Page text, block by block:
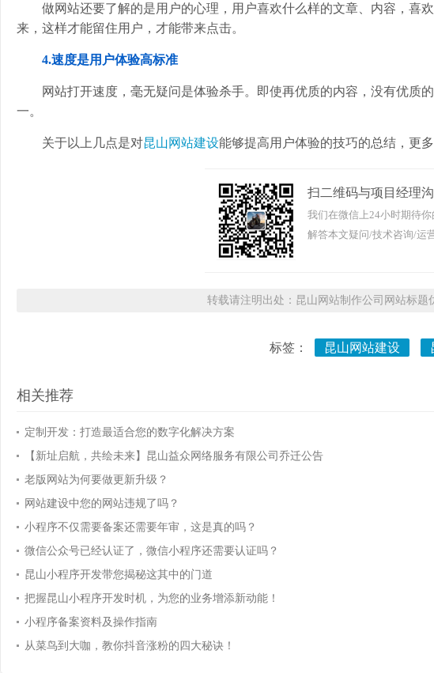
做网站还要了解的是用户的心理，用户喜欢什么样的文章、内容，喜
来，这样才能留住用户，才能带来点击。
4.速度是用户体验高标准
网站打开速度，毫无疑问是体验杀手。即使再优质的内容，没有优质
一。
关于以上几点是对昆山网站建设能够提高用户体验的技巧的总结，更
扫二维码与项目经理
我们在微信上24小时期待你
解答本文疑问/技术咨询/运
转载请注明出处：昆山网站制作公司网站标题
标签： 昆山网站建设
相关推荐
定制开发：打造最适合您的数字化解决方案
【新址启航，共绘未来】昆山益众网络服务有限公司乔迁公告
老版网站为何要做更新升级？
网站建设中您的网站违规了吗？
小程序不仅需要备案还需要年审，这是真的吗？
微信公众号已经认证了，微信小程序还需要认证吗？
昆山小程序开发带您揭秘这其中的门道
把握昆山小程序开发时机，为您的业务增添新动能！
小程序备案资料及操作指南
从菜鸟到大咖，教你抖音涨粉的四大秘诀！